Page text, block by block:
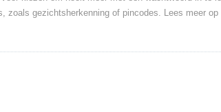
zoals gezichtsherkenning of pincodes. Lees meer op